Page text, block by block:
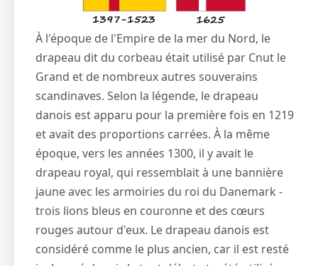
À l'époque de l'Empire de la mer du Nord, le
drapeau dit du corbeau était utilisé par Cnut le
Grand et de nombreux autres souverains
scandinaves. Selon la légende, le drapeau
danois est apparu pour la première fois en 1219
et avait des proportions carrées. À la même
époque, vers les années 1300, il y avait le
drapeau royal, qui ressemblait à une bannière
jaune avec les armoiries du roi du Danemark -
trois lions bleus en couronne et des cœurs
rouges autour d'eux. Le drapeau danois est
considéré comme le plus ancien, car il est resté